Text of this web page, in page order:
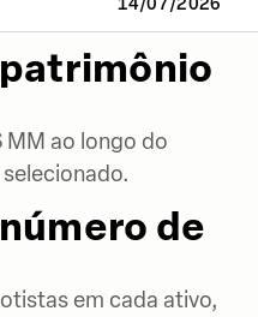
MM ao longo do
de
em cada ativo,